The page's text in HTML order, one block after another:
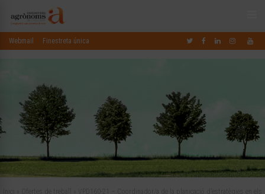
Webmail Finestreta única